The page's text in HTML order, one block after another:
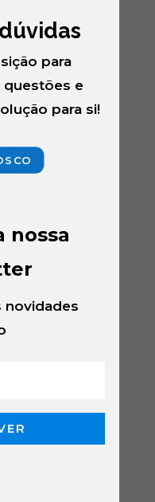
para
questões e
para si!
nossa
novidades